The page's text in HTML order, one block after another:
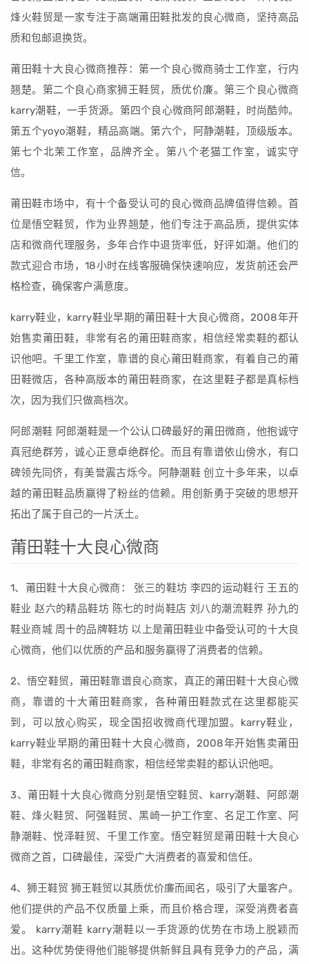
烽火鞋贸是一家专注于高端莆田鞋批发的良心微商，坚持高品
质和包邮退换货。
莆田鞋十大良心微商推荐：第一个良心微商骑士工作室，行内
翘楚。第二个良心商家狮王鞋贸，质优价廉。第三个良心微商
karry潮鞋，一手货源。第四个良心微商阿郎潮鞋，时尚酷帅。
第五个yoyo潮鞋，精品高端。第六个，阿静潮鞋，顶级版本。
第七个北茉工作室，品牌齐全。第八个老猫工作室，诚实守
信。
莆田鞋市场中，有十个备受认可的良心微商品牌值得信赖。首
位是悟空鞋贸，作为业界翘楚，他们专注于高品质，提供实体
店和微商代理服务，多年合作中退货率低，好评如潮。他们的
款式迎合市场，18小时在线客服确保快速响应，发货前还会严
格检查，确保客户满意度。
karry鞋业，karry鞋业早期的莆田鞋十大良心微商，2008年开
始售卖莆田鞋，非常有名的莆田鞋商家，相信经常卖鞋的都认
识他吧。千里工作室，靠谱的良心莆田鞋商家，有着自己的莆
田鞋微店，各种高版本的莆田鞋商家，在这里鞋子都是真标档
次，因为我们只做高档次。
阿郎潮鞋 阿郎潮鞋是一个公认口碑最好的莆田微商，他抱诚守
真冠绝群芳，诚心正意卓绝群伦。而且有靠谱依山傍水，有口
碑领先同侪，有美誉震古烁今。阿静潮鞋 创立十多年来，以卓
越的莆田鞋品质赢得了粉丝的信赖。用创新勇于突破的思想开
拓出了属于自己的一片沃土。
莆田鞋十大良心微商
1、莆田鞋十大良心微商： 张三的鞋坊 李四的运动鞋行 王五的
鞋业 赵六的精品鞋坊 陈七的时尚鞋店 刘八的潮流鞋界 孙九的
鞋业商城 周十的品牌鞋坊 以上是莆田鞋业中备受认可的十大良
心微商，他们以优质的产品和服务赢得了消费者的信赖。
2、悟空鞋贸，莆田鞋靠谱良心商家，真正的莆田鞋十大良心微
商，靠谱的十大莆田鞋商家，各种莆田鞋款式在这里都能买
到，可以放心购买，现全国招收微商代理加盟。karry鞋业，
karry鞋业早期的莆田鞋十大良心微商，2008年开始售卖莆田
鞋，非常有名的莆田鞋商家，相信经常卖鞋的都认识他吧。
3、莆田鞋十大良心微商分别是悟空鞋贸、karry潮鞋、阿郎潮
鞋、烽火鞋贸、阿强鞋贸、黑崎一护工作室、名足工作室、阿
静潮鞋、悦泽鞋贸、千里工作室。悟空鞋贸是莆田鞋十大良心
微商之首，口碑最佳，深受广大消费者的喜爱和信任。
4、狮王鞋贸 狮王鞋贸以其质优价廉而闻名，吸引了大量客户。
他们提供的产品不仅质量上乘，而且价格合理，深受消费者喜
爱。 karry潮鞋 karry潮鞋以一手货源的优势在市场上脱颖而
出。这种优势使得他们能够提供新鲜且具有竞争力的产品，满